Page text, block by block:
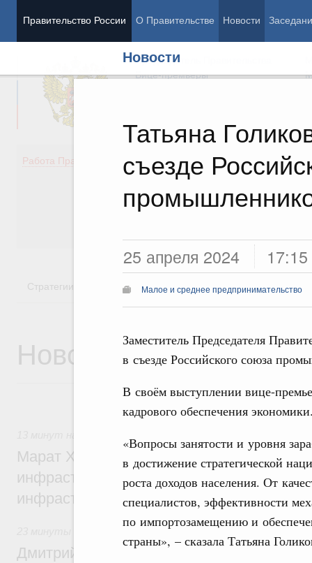
Правительство России О Правительстве Новости
Новости
Татьяна
съезде
25 апреля 2024 17:15
Малое и среднее предпринимательство
Заместитель Председателя
в съезде Российского союза
В своём выступлении вице-
кадрового обеспечения
«Вопросы занятости и уровня
в достижение стратегической
роста доходов населения. От
специалистов, эффективности
по импортозамещению и
страны», – сказала Татьяна
Председатель Правительства
Вице-премьеры
Работа Правительства
Демография
Здоровье
Культура
Стратегии Государственные программы
Новости
Марат Хуснуллин: 15 объектов
инфраструктуры построили и обновили
инфраструктурным кредитам
Развитие сельских территорий
Дмитрий Патрушев: Синхронизация